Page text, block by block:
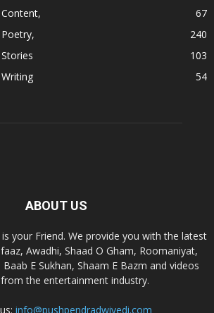
67
240
103
54
ABOUT US
your Friend. We provide you with the latest
Awadhi, Shaad O Gham, Roomaniyat,
E Sukhan, Shaam E Bazm and videos
the entertainment industry.
info@pushpendradwivedi.com